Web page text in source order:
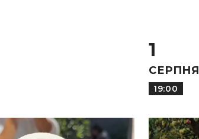
1
СЕРПНЯ
19:00